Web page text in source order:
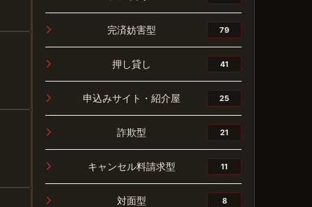
完済妨害型 79
押し貸し 41
申込みサイト・紹介屋 25
詐欺型 21
キャンセル料請求型 11
対面型 8